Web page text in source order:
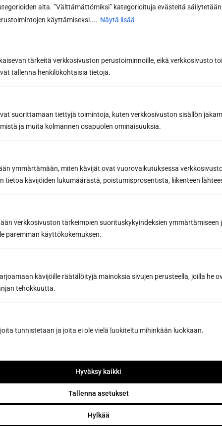
alta. ”Välttämättömiksi” kategorioituja evästeitä säilytetään
käyttämiseksi.... Näytä lisää
tärkeitä verkkosivuston perustoiminnoille, eikä verkkosivusto
tallenna henkilökohtaisia tietoja.
suorittamaan tiettyjä toimintoja, kuten verkkosivuston sisällön
ja muita kolmannen osapuolen ominaisuuksia.
ymmärtämään, miten kävijät ovat vuorovaikutuksessa
tietoa kävijöiden lukumäärästä, poistumisprosentista, liikenteen
verkkosivuston tärkeimpien suorituskykyindeksien ymmärtämiseen
paremman käyttökokemuksen.
kävijöille räätälöityjä mainoksia sivujen perusteella, joilla he
tehokkuutta.
tunnistetaan ja joita ei ole vielä luokiteltu mihinkään luokkaan.
Hylkää
Tallenna asetukset
Hyväksy kaikki
virheet – Suojaa puupinnat liialliselta
Saunan pesu on yksi tärkeimmistä huoltotoimenpiteistä,
joilla varmistat kotisi rentoutumispaikan pitkäikäisyyden
ja hygieenisyyden. Oikein...
Lue lisää